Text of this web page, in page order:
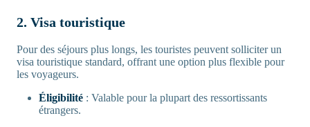
2. Visa touristique
Pour des séjours plus longs, les touristes peuvent solliciter un
visa touristique standard, offrant une option plus flexible pour
les voyageurs.
Éligibilité : Valable pour la plupart des ressortissants
étrangers.